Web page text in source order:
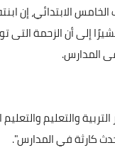
الابتدائي، إن
إلى أن الزحمة
المدارس.
والتعليم
كارثة في المدارس".